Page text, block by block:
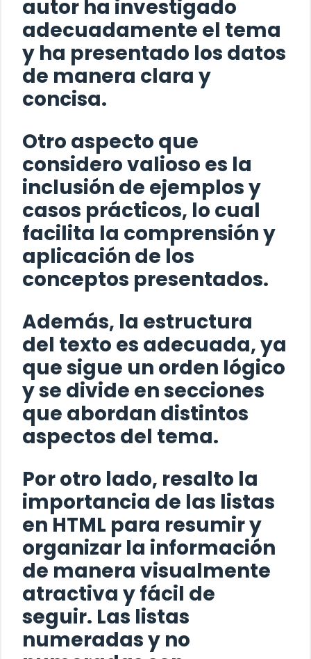
autor ha investigado
adecuadamente el tema
y ha presentado los datos
de manera clara y
concisa.
Otro aspecto que
considero valioso es la
inclusión de ejemplos y
casos prácticos, lo cual
facilita la comprensión y
aplicación de los
conceptos presentados.
Además, la estructura
del texto es adecuada, ya
que sigue un orden lógico
y se divide en secciones
que abordan distintos
aspectos del tema.
Por otro lado, resalto la
importancia de las listas
en HTML para resumir y
organizar la información
de manera visualmente
atractiva y fácil de
seguir. Las listas
numeradas y no